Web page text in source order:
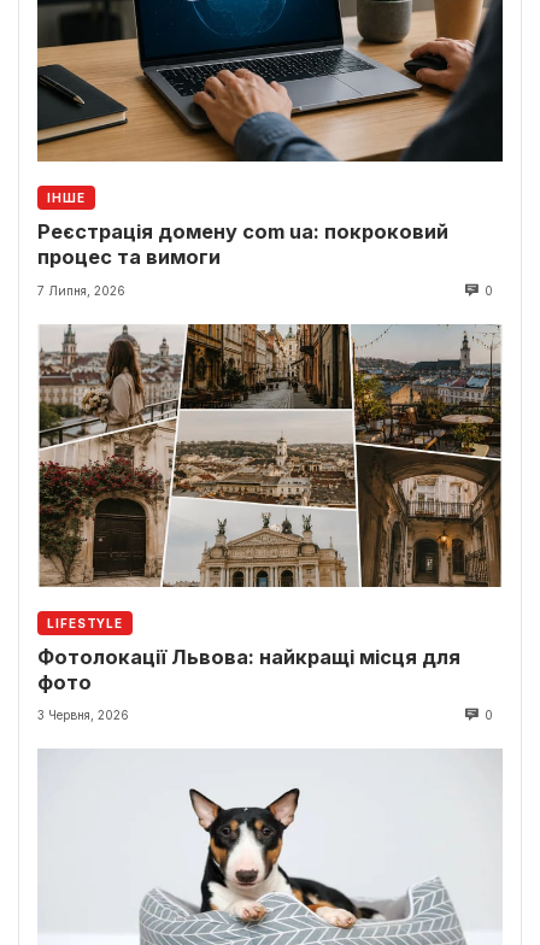
ІНШЕ
Реєстрація домену com ua: покроковий
процес та вимоги
7 Липня, 2026 0
LIFESTYLE
Фотолокації Львова: найкращі місця для
фото
3 Червня, 2026 0